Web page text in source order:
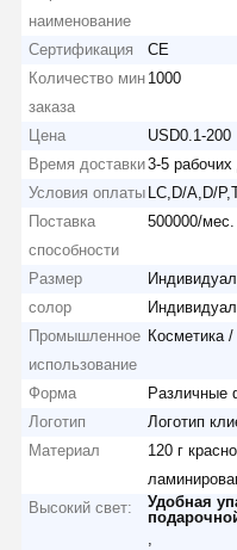
наименование
Сертификация
CE
Количество мин
заказа
1000
Цена
USD0.1-200
Время доставки3-5 рабочих
Условия оплаты LC,D/A,D/
Поставка
способности
500000/мес.
Размер
солор
Промышленное
использование
Косметика
Форма
Различные
Логотип
Логотип
Материал
120 г
Высокий свет:
Удобная